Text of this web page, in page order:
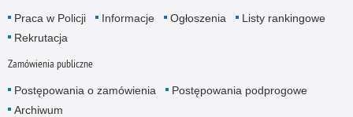
Praca w Policji Informacje Ogłoszenia
Listy rankingowe
Rekrutacja
Zamówienia publiczne
Postępowania o zamówienia
Postępowania podprogowe
Archiwum